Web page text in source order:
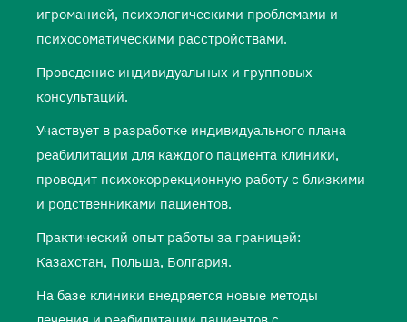
игроманией, психологическими проблемами и
психосоматическими расстройствами.
Проведение индивидуальных и групповых
консультаций.
Участвует в разработке индивидуального плана
реабилитации для каждого пациента клиники,
проводит психокоррекционную работу с близкими
и родственниками пациентов.
Практический опыт работы за границей:
Казахстан, Польша, Болгария.
На базе клиники внедряется новые методы